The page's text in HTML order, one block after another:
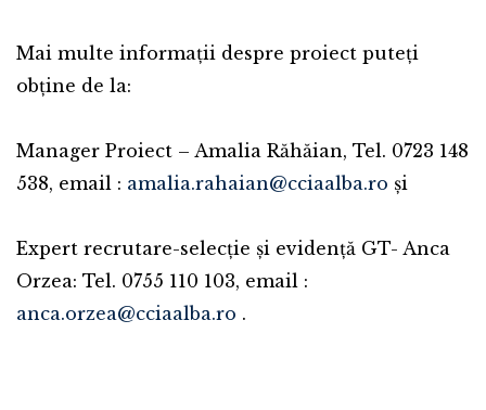
Mai multe informații despre proiect puteți
obține de la:
Manager Proiect – Amalia Răhăian, Tel. 0723 148
538, email : amalia.rahaian@cciaalba.ro și
Expert recrutare-selecție și evidență GT- Anca
Orzea: Tel. 0755 110 103, email :
anca.orzea@cciaalba.ro .